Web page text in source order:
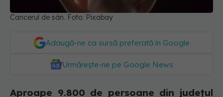
Cancerul de sân. Foto: Pixabay
Adaugă-ne ca sursă preferată în Google
Urmărește-ne pe Google News
Aproape 9.800 de persoane din judeţul